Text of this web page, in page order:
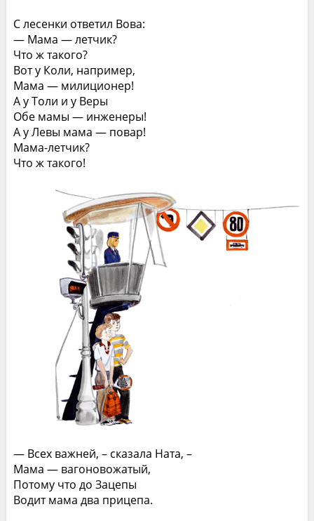
С лесенки ответил Вова:
— Мама — летчик?
Что ж такого?
Вот у Коли, например,
Мама — милиционер!
А у Толи и у Веры
Обе мамы — инженеры!
А у Левы мама — повар!
Мама-летчик?
Что ж такого!
— Всех важней, – сказала Ната, –
Мама — вагоновожатый,
Потому что до Зацепы
Водит мама два прицепа.